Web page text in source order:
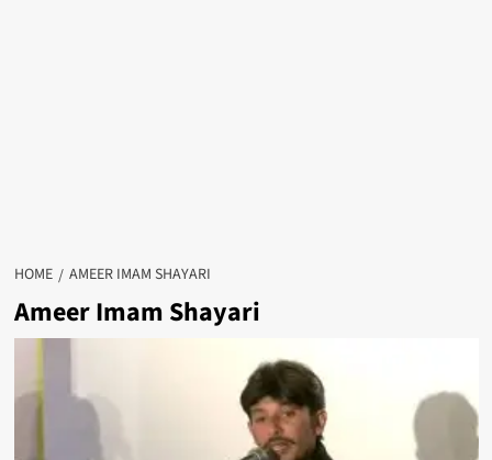
HOME AMEER IMAM SHAYARI
Ameer Imam Shayari